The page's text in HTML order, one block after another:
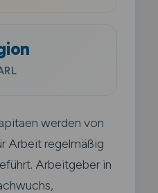
werden von
Arbeit regelmäßig
Arbeitgeber in